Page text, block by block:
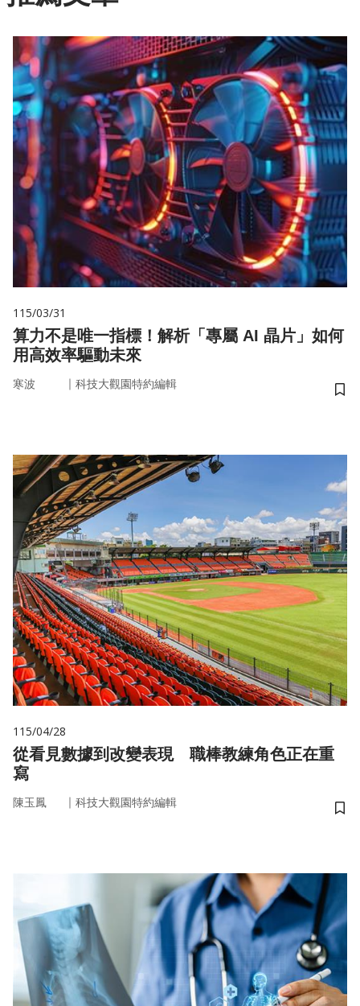
115/03/31
算力不是唯一指標！解析「專屬 AI 晶片」如何
用高效率驅動未來
寒波 ｜ 科技大觀園特約編輯
儲
115/04/28
從看見數據到改變表現 職棒教練角色正在重
寫
陳玉鳳 ｜ 科技大觀園特約編輯
儲